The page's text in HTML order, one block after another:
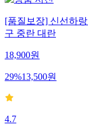
[품질보장] 신선하
구 중란 대란
18,900원
29%13,500원
4.7